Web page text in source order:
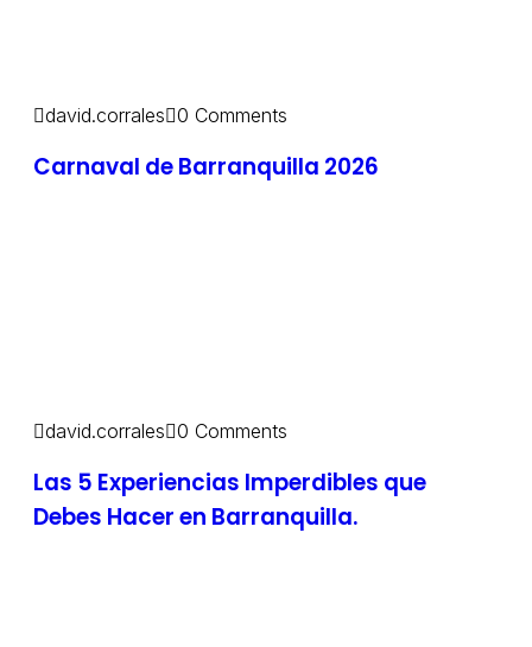
david.corrales 0 Comments
Carnaval de Barranquilla 2026
david.corrales 0 Comments
Las 5 Experiencias Imperdibles que
Debes Hacer en Barranquilla.